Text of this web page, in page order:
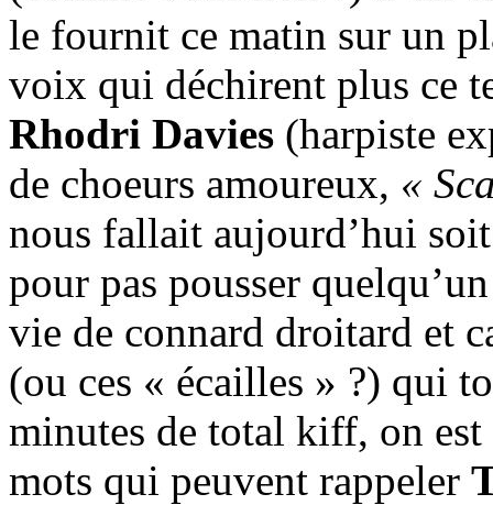
le fournit ce matin sur un
voix qui déchirent plus ce
Rhodri Davies (harpiste
de choeurs amoureux, «
nous fallait aujourd’hui
pour pas pousser
vie de connard droitard et
(ou ces « écailles » ?) qui
minutes de total kiff, on est
mots qui peuvent rappeler